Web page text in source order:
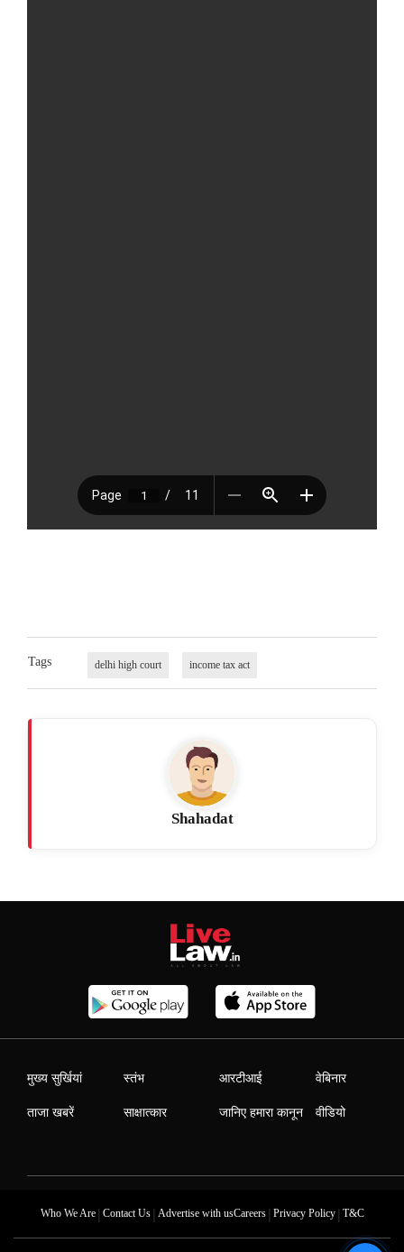
Tags delhi high court income tax act
Shahadat
मुख्य सुर्खियां
ताजा खबरें
स्तंभ
साक्षात्कार
आरटीआई
जानिए हमारा कानून
वेबिनार
वीडियो
Who We Are| Contact Us| Advertise with usCareers| Privacy Policy| T&C